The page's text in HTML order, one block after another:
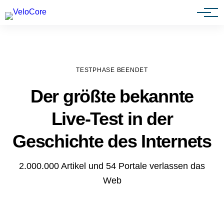
Agenturen & Webdesigner
TESTPHASE BEENDET
Der größte bekannte
Live-Test in der
Geschichte des Internets
2.000.000 Artikel und 54 Portale verlassen das
Web